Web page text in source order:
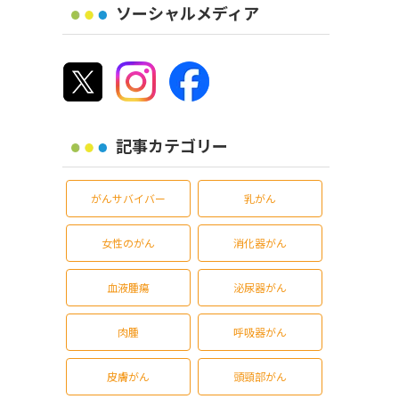
ソーシャルメディア
記事カテゴリー
がんサバイバー 乳がん
女性のがん 消化器がん
血液腫瘍 泌尿器がん
肉腫 呼吸器がん
皮膚がん 頭頸部がん